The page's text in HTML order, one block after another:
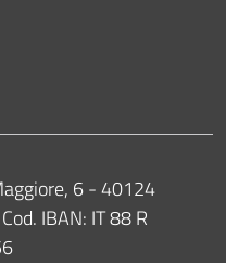
6 - 40124
IBAN: IT 88 R